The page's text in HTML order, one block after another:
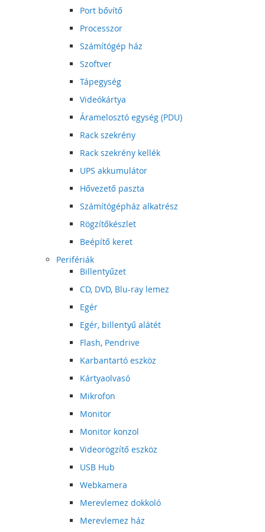
Port bővítő
Processzor
Számítógép ház
Szoftver
Tápegység
Videókártya
Áramelosztó egység (PDU)
Rack szekrény
Rack szekrény kellék
UPS akkumulátor
Hővezető paszta
Számítógépház alkatrész
Rögzítőkészlet
Beépítő keret
Perifériák
Billentyűzet
CD, DVD, Blu-ray lemez
Egér
Egér, billentyű alátét
Flash, Pendrive
Karbantartó eszköz
Kártyaolvasó
Mikrofon
Monitor
Monitor konzol
Videorögzítő eszköz
USB Hub
Webkamera
Merevlemez dokkoló
Merevlemez ház